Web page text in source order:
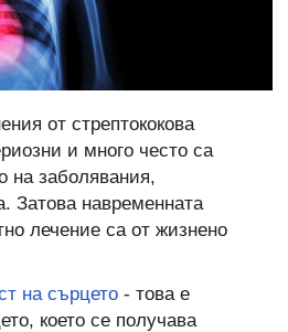
от стрептококова
и много често са
на заболявания,
Затова навременната
лечение са от жизнено
на сърцето- това е
което се получава